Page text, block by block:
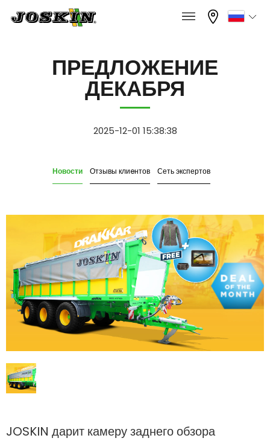
меню
ГРУППА
НАЙТИ & КУПИТЬ
МИР JOSKIN
FAN SHOP
×
×
Français
English
Nederlands
Español
Polski
Загрузить брошюру
ПРЕДЛОЖЕНИЕ
ДЕКАБРЯ
2025-12-01 15:38:38
Новости Отзывы клиeнтов Сеть экспертов
JOSKIN дарит камеру заднего обзора